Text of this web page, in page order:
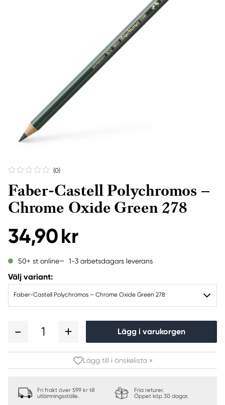
(0)
Faber-Castell Polychromos –
Chrome Oxide Green 278
34,90 kr
50+ st online 1-3 arbetsdagars leverans
Välj variant:
Faber-Castell Polychromos – Chrome Oxide Green 278
1 Lägg i varukorgen
Lägg till i önskelista »
Fri frakt över 599 kr till
utlämningsställe.
Fria returer.
Öppet köp 30 dagar.